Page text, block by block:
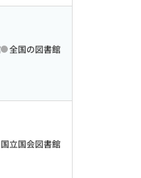
全国の図書館
国立国会図書館